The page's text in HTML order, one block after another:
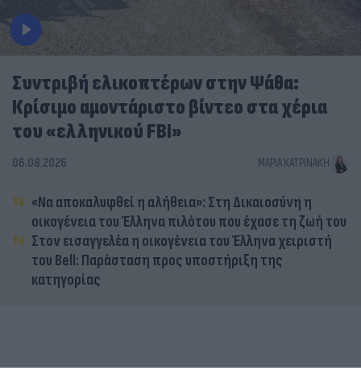
Συντριβή ελικοπτέρων στην Ψάθα:
Κρίσιμο αμοντάριστο βίντεο στα χέρια
του «ελληνικού FBI»
06.08.2026 ΜΑΡΊΑ ΚΑΤΡΙΝΆΚΗ
«Να αποκαλυφθεί η αλήθεια»: Στη Δικαιοσύνη η
οικογένεια του Έλληνα πιλότου που έχασε τη ζωή του
Στον εισαγγελέα η οικογένεια του Έλληνα χειριστή
του Bell: Παράσταση προς υποστήριξη της
κατηγορίας